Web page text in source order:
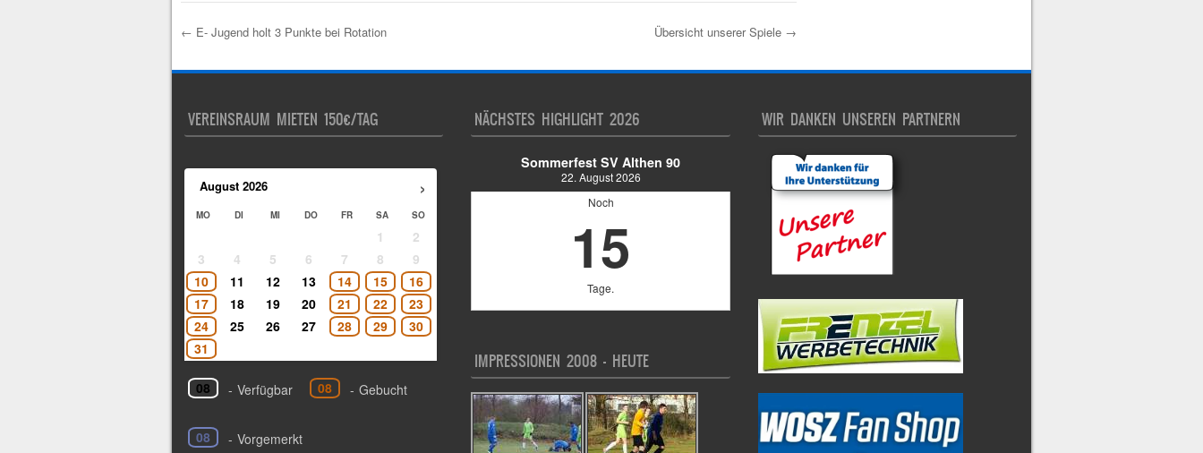
Post navigation
← E- Jugend holt 3 Punkte bei Rotation Übersicht unserer Spiele →
VEREINSRAUM MIETEN 150€/TAG
›
August 2026
MO DI MI DO FR SA SO
1
2
3
4 5 6 7 8
9
10
11 12 13 14 15
16
17
18 19 20 21 22
23
24
25 26 27 28 29
30
31
08 - Verfügbar 08 - Gebucht
08 - Vorgemerkt
NÄCHSTES HIGHLIGHT 2026
Sommerfest SV Althen 90
22. August 2026
Noch
15
Tage.
IMPRESSIONEN 2008 – HEUTE
WIR DANKEN UNSEREN PARTNERN